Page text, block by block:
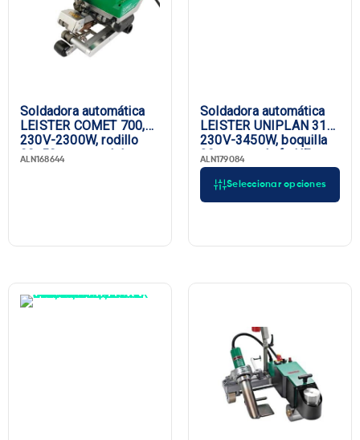
Soldadora automática
LEISTER COMET 700,
230V-2300W, rodillo
90x50mm, canal de
ALN168644
Seleccionar opciones
Soldadora automática
LEISTER UNIPLAN 310,
230V-3450W, boquilla
30 mm, enchufe UE
ALN179084